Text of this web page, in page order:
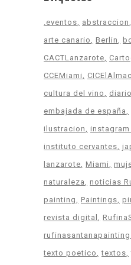
.eventos abstraccion
arte canario
Berlin
CACTLanzarote
CCEMiami
cultura del vino
diario
embajada de españa
ilustracion
instituto cervantes
lanzarote Miami
naturaleza
noticias
painting
Paintings
revista digital
texto poetico
textos